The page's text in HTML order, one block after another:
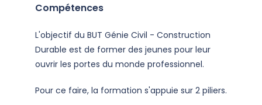
Compétences
L'objectif du BUT Génie Civil - Construction
Durable est de former des jeunes pour leur
ouvrir les portes du monde professionnel.
Pour ce faire, la formation s'appuie sur 2 piliers.